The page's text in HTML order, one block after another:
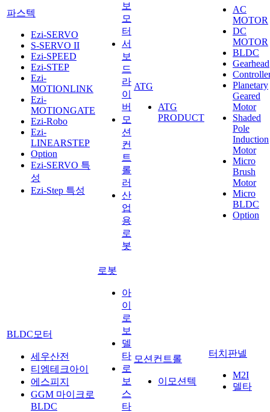
파스텍
Ezi-SERVO
S-SERVO II
Ezi-SPEED
Ezi-STEP
Ezi-
MOTIONLINK
Ezi-
MOTIONGATE
Ezi-Robo
Ezi-
LINEARSTEP
Option
Ezi-SERVO 특
성
Ezi-Step 특성
보
모
터
서
보
드
라
이
버
모
션
컨
트
롤
러
산
업
용
로
봇
ATG
ATG
PRODUCT
AC
MOTOR
DC
MOTOR
BLDC
Gearhead
Planetary
Geared
Motor
Shaded
Pole
Induction
Motor
Micro
Brush
Motor
Micro
BLDC
Option
BLDC모터
세우산전
티엠테크아이
에스피지
GGM 마이크로
BLDC
로봇
아
이
로
보
델
타
로
보
스
타
모션컨트롤
이모션텍
터치판넬
M2I
델타